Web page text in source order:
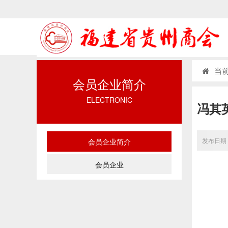
会员企业简介
ELECTRONIC
会员企业简介
会员企业
当
冯其
发布日